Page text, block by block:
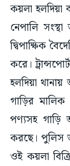
কয়লা হলদিয়া
নেপালি
দ্বিপাক্ষিক
করে।
হলদিয়া
গাড়ির
পণ্যসহ গাড়ি
করছে। পুলিস
ওই কয়লা